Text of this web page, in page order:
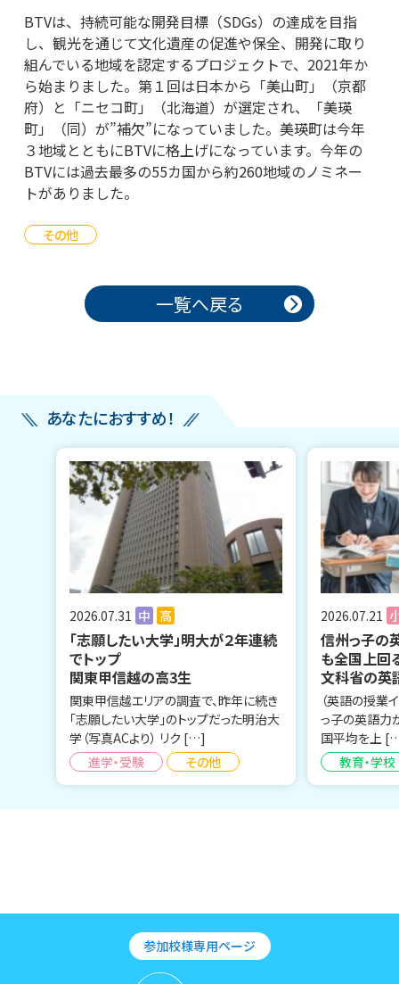
BTVは、持続可能な開発⽬標（SDGs）の達成を目指
し、観光を通じて⽂化遺産の促進や保全、開発に取り
組んでいる地域を認定するプロジェクトで、2021年か
ら始まりました。第１回は日本から「美⼭町」（京都
府）と「ニセコ町」（北海道）が選定され、「美瑛
町」（同）が”補欠”になっていました。美瑛町は今年
３地域とともにBTVに格上げになっています。今年の
BTVには過去最多の55カ国から約260地域のノミネー
トがありました。
その他
投稿ナビゲーション 一覧へ戻る
あなたにおすすめ！
2026.07.31 中 高
「志願したい大学」明大が２年連続
でトップ
関東甲信越の高3生
関東甲信越エリアの調査で、昨年に続き
「志願したい大学」のトップだった明治大
学（写真ACより） リク […]
進学・受験
その他
2026.07.21
信州っ子の
も全国上回
文科省の英
（英語の授業
っ子の英語力
国平均を上
教育・学校
参加校様専用ページ